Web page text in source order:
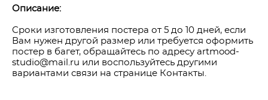
Описание:
Сроки изготовления постера от 5 до 10 дней, если
Вам нужен другой размер или требуется оформить
постер в багет, обращайтесь по адресу artmood-
studio@mail.ru или воспользуйтесь другими
вариантами связи на странице Контакты.